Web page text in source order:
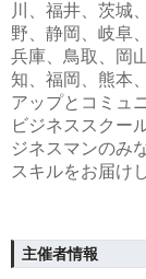
川、福井、茨城
野、静岡、岐阜
兵庫、鳥取、岡
知、福岡、熊本
アップとコミュ
ビジネススクー
ジネスマンのみ
スキルをお届け
主催者情報